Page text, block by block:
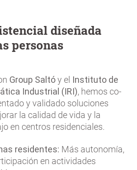
diseñada
personas
Group Saltóy el Instituto de
Industrial (IRI), hemos co-
y validado soluciones
la calidad de vida y la
en centros residenciales.
residentes: Más autonomía,
en actividades